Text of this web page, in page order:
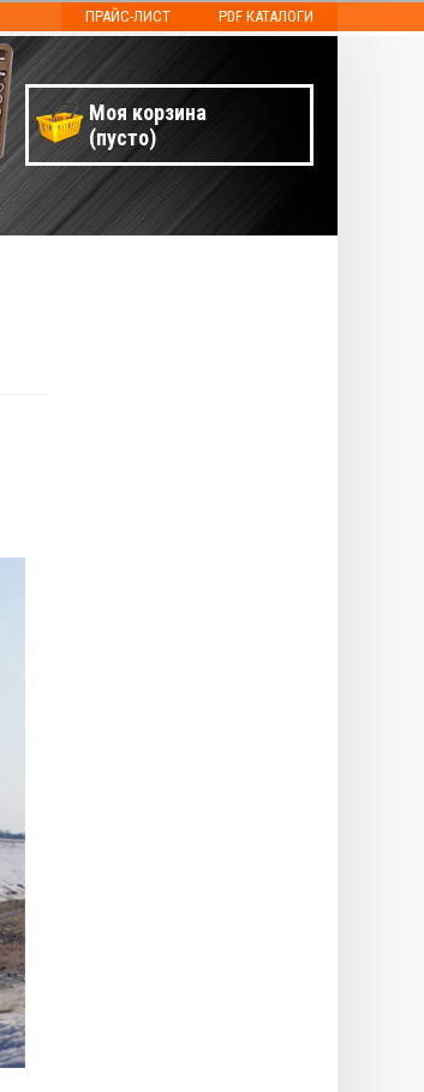
ПРАЙС-ЛИСТ PDF КАТАЛОГИ
Моя корзина
(пусто)